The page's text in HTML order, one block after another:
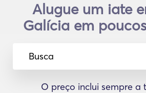
Alugue um iate
Galícia em
Busca
O preço inclui sempre a